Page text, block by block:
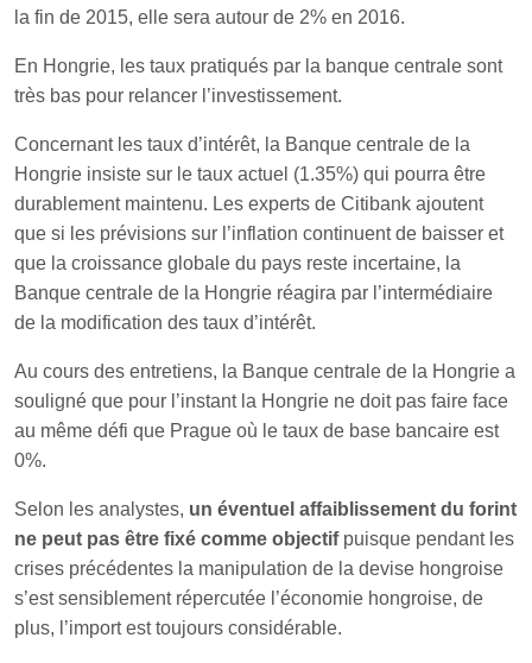
la fin de 2015, elle sera autour de 2% en 2016.
En Hongrie, les taux pratiqués par la banque centrale sont
très bas pour relancer l’investissement.
Concernant les taux d’intérêt, la Banque centrale de la
Hongrie insiste sur le taux actuel (1.35%) qui pourra être
durablement maintenu. Les experts de Citibank ajoutent
que si les prévisions sur l’inflation continuent de baisser et
que la croissance globale du pays reste incertaine, la
Banque centrale de la Hongrie réagira par l’intermédiaire
de la modification des taux d’intérêt.
Au cours des entretiens, la Banque centrale de la Hongrie a
souligné que pour l’instant la Hongrie ne doit pas faire face
au même défi que Prague où le taux de base bancaire est
0%.
Selon les analystes, un éventuel affaiblissement du forint
ne peut pas être fixé comme objectifpuisque pendant les
crises précédentes la manipulation de la devise hongroise
s’est sensiblement répercutée l’économie hongroise, de
plus, l’import est toujours considérable.